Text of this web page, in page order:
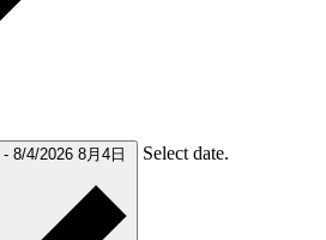
- 8/4/2026 8月4日 Select date.